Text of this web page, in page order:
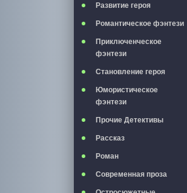
Развитие героя
Романтическое фэнтези
Приключенческое
фэнтези
Становление героя
Юмористическое
фэнтези
Прочие Детективы
Рассказ
Роман
Современная проза